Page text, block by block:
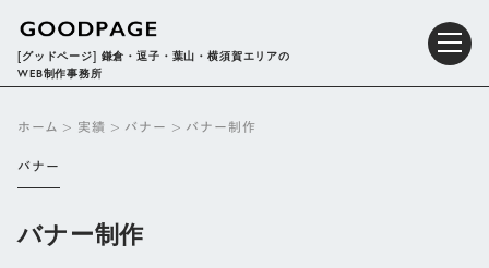
[グッドページ] 鎌倉・逗子・葉山・横須賀エリアの
WEB制作事務所
ホーム > 実績 > バナー > バナー制作
バナー
バナー制作